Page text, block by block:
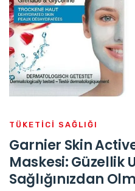
TÜKETICI SAĞLIĞI
Garnier Skin
Maskesi: Güzellik
Sağlığınızdan